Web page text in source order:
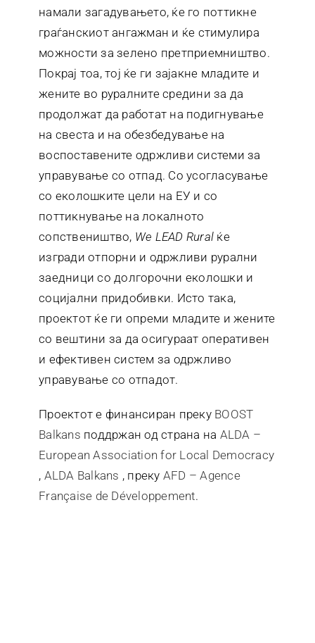
намали загадувањето, ќе го поттикне
граѓанскиот ангажман и ќе стимулира
можности за зелено претприемништво.
Покрај тоа, тој ќе ги зајакне младите и
жените во руралните средини за да
продолжат да работат на подигнување
на свеста и на обезбедување на
воспоставените одржливи системи за
управување со отпад. Со усогласување
со еколошките цели на ЕУ и со
поттикнување на локалното
сопствеништво, We LEAD Rural ќе
изгради отпорни и одржливи рурални
заедници со долгорочни еколошки и
социјални придобивки. Исто така,
проектот ќе ги опреми младите и жените
со вештини за да осигураат оперативен
и ефективен систем за одржливо
управување со отпадот.
Проектот е финансиран преку BOOST
Balkans поддржан од страна на ALDA –
European Association for Local Democracy
, ALDA Balkans , преку AFD – Agence
Française de Développement.